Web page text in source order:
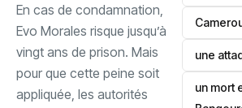
‎En cas de condamnation,
Evo Morales risque jusqu’à
vingt ans de prison. Mais
pour que cette peine soit
appliquée, les autorités
une
un mort